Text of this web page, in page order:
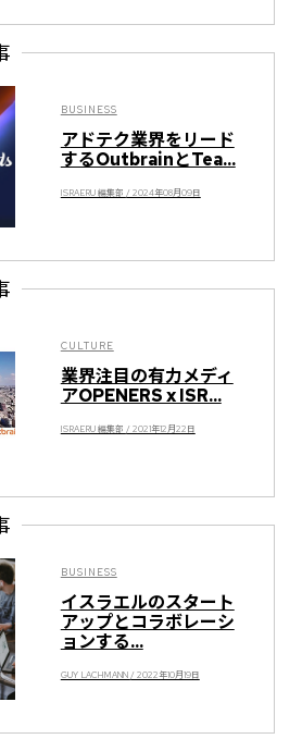
BUSINESS
アドテク業界をリード
するOutbrainとTea...
ISRAERU 編集部 / 2024年08月09日
CULTURE
業界注目の有力メディ
アOPENERS x ISR...
ISRAERU 編集部 / 2021年12月22日
BUSINESS
イスラエルのスタート
アップとコラボレーシ
ョンする...
GUY LACHMANN / 2022年10月19日